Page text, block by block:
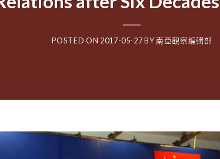
POSTED ON 2017-05-27BY南亞觀察編輯部